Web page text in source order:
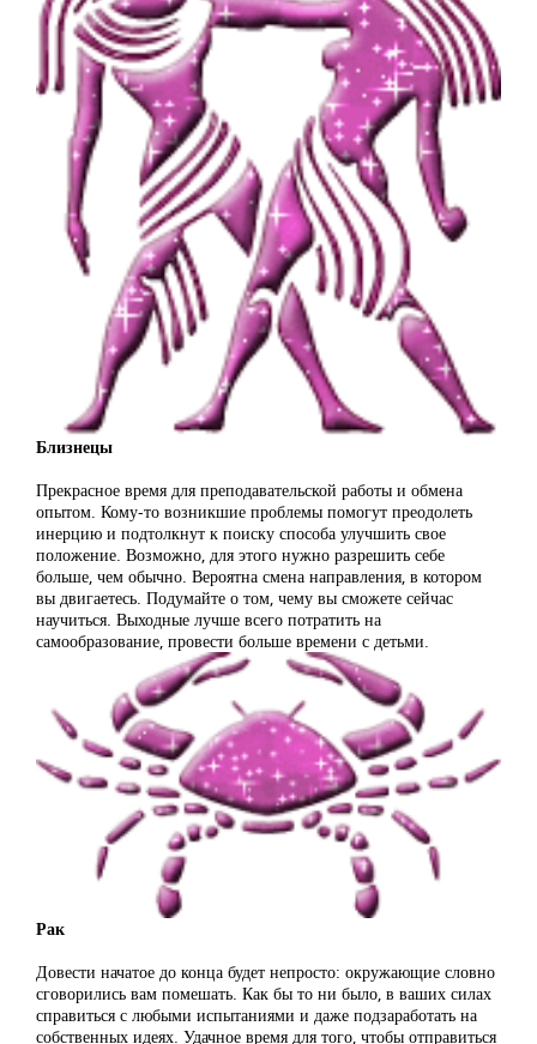
Близнецы
Прекрасное время для преподавательской работы и обмена
опытом. Кому-то возникшие проблемы помогут преодолеть
инерцию и подтолкнут к поиску способа улучшить свое
положение. Возможно, для этого нужно разрешить себе
больше, чем обычно. Вероятна смена направления, в котором
вы двигаетесь. Подумайте о том, чему вы сможете сейчас
научиться. Выходные лучше всего потратить на
самообразование, провести больше времени с детьми.
Рак
Довести начатое до конца будет непросто: окружающие словно
сговорились вам помешать. Как бы то ни было, в ваших силах
справиться с любыми испытаниями и даже подзаработать на
собственных идеях. Удачное время для того, чтобы отправиться